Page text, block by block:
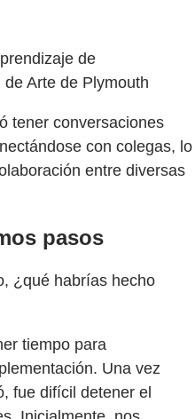
de
Arte de Plymouth
tener conversaciones
con colegas, lo
entre diversas
pasos
¿qué habrías hecho
tiempo para
Una vez
fue difícil detener el